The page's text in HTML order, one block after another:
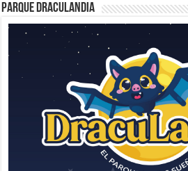
Parque Draculandia